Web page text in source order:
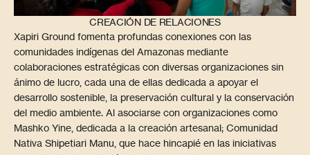
CREACIÓN DE RELACIONES
Xapiri Ground fomenta profundas conexiones con las
comunidades indígenas del Amazonas mediante
colaboraciones estratégicas con diversas organizaciones sin
ánimo de lucro, cada una de ellas dedicada a apoyar el
desarrollo sostenible, la preservación cultural y la conservación
del medio ambiente. Al asociarse con organizaciones como
Mashko Yine, dedicada a la creación artesanal; Comunidad
Nativa Shipetiari Manu, que hace hincapié en las iniciativas